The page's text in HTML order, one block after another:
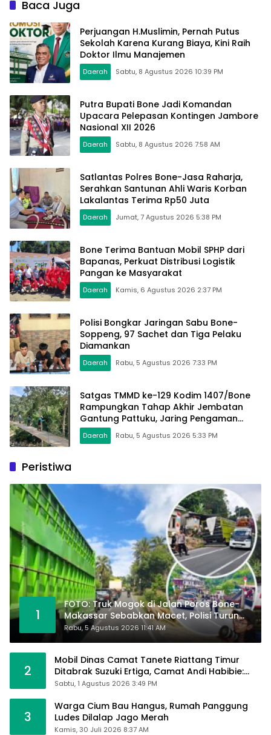
Baca Juga
Perjuangan H.Muslimin, Pernah Putus
Sekolah Karena Kurang Biaya, Kini Raih
Doktor Ilmu Manajemen
Daerah Sabtu, 8 Agustus 2026 10:39 PM
Putra Bupati Bone Jadi Komandan
Upacara Pelepasan Kontingen Jambore
Nasional XII 2026
Daerah Sabtu, 8 Agustus 2026 7:58 AM
Satlantas Polres Bone-Jasa Raharja,
Serahkan Santunan Ahli Waris Korban
Lakalantas Terima Rp50 Juta
Daerah Jumat, 7 Agustus 2026 5:38 PM
Bone Terima Bantuan Mobil SPHP dari
Bapanas, Perkuat Distribusi Logistik
Pangan ke Masyarakat
Daerah Kamis, 6 Agustus 2026 2:37 PM
Polisi Bongkar Jaringan Sabu Bone-
Soppeng, 97 Sachet dan Tiga Pelaku
Diamankan
Daerah Rabu, 5 Agustus 2026 7:33 PM
Satgas TMMD ke-129 Kodim 1407/Bone
Rampungkan Tahap Akhir Jembatan
Gantung Pattuku, Jaring Pengaman
Mulai Terpasang
Daerah Rabu, 5 Agustus 2026 5:33 PM
Peristiwa
1
FOTO: Truk Mogok di Jalan Poros Bone-
Makassar Sebabkan Macet, Polisi Turun
Tangan
Rabu, 5 Agustus 2026 11:41 AM
2
Mobil Dinas Camat Tanete Riattang Timur
Ditabrak Suzuki Ertiga, Camat Andi Habibie:
Alhamdulillah Saya Baik-Baik Saja
Sabtu, 1 Agustus 2026 3:49 PM
3
Warga Cium Bau Hangus, Rumah Panggung
Ludes Dilalap Jago Merah
Kamis, 30 Juli 2026 8:37 AM